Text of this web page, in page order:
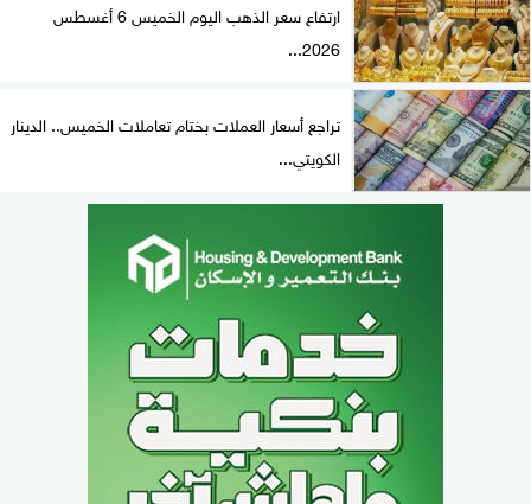
ارتفاع سعر الذهب اليوم الخميس 6 أغسطس
2026...
تراجع أسعار العملات بختام تعاملات الخميس.. الدينار
الكويتي...